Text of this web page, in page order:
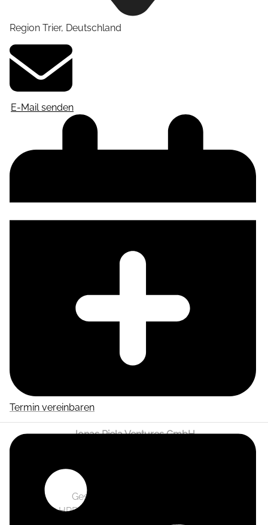
Region Trier, Deutschland
E-Mail senden
Termin vereinbaren
Jonas Piela Ventures GmbH
Geschäftsführer: Jonas Piela
HRB 141236 Berlin-Charlottenburg